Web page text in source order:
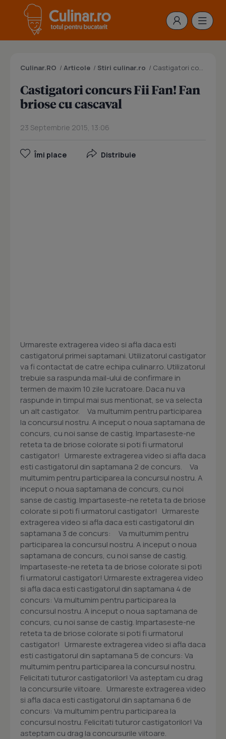
Culinar.RO / Articole / Stiri culinar.ro / Castigatori concurs Fii Fan! Fan briose cu cascaval
Castigatori concurs Fii Fan! Fan
briose cu cascaval
23 Septembrie 2015, 13:06
Îmi place Distribuie
Urmareste extragerea video si afla daca esti
castigatorul primei saptamani. Utilizatorul castigator
va fi contactat de catre echipa culinar.ro. Utilizatorul
trebuie sa raspunda mail-ului de confirmare in
termen de maxim 10 zile lucratoare. Daca nu va
raspunde in timpul mai sus mentionat, se va selecta
un alt castigator. Va multumim pentru participarea
la concursul nostru. A inceput o noua saptamana de
concurs, cu noi sanse de castig. Impartaseste-ne
reteta ta de briose colorate si poti fi urmatorul
castigator! Urmareste extragerea video si afla daca
esti castigatorul din saptamana 2 de concurs. Va
multumim pentru participarea la concursul nostru. A
inceput o noua saptamana de concurs, cu noi
sanse de castig. Impartaseste-ne reteta ta de briose
colorate si poti fi urmatorul castigator! Urmareste
extragerea video si afla daca esti castigatorul din
saptamana 3 de concurs: Va multumim pentru
participarea la concursul nostru. A inceput o noua
saptamana de concurs, cu noi sanse de castig.
Impartaseste-ne reteta ta de briose colorate si poti
fi urmatorul castigator! Urmareste extragerea video
si afla daca esti castigatorul din saptamana 4 de
concurs: Va multumim pentru participarea la
concursul nostru. A inceput o noua saptamana de
concurs, cu noi sanse de castig. Impartaseste-ne
reteta ta de briose colorate si poti fi urmatorul
castigator! Urmareste extragerea video si afla daca
esti castigatorul din saptamana 5 de concurs: Va
multumim pentru participarea la concursul nostru.
Felicitati tuturor castigatorilor! Va asteptam cu drag
la concursurile viitoare. Urmareste extragerea video
si afla daca esti castigatorul din saptamana 6 de
concurs: Va multumim pentru participarea la
concursul nostru. Felicitati tuturor castigatorilor! Va
asteptam cu drag la concursurile viitoare.